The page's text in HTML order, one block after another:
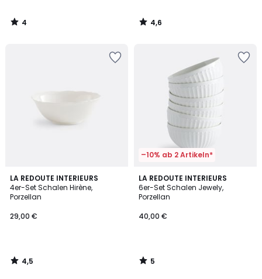
4
/
4,6
/
LA REDOUTE INTERIEURS
4er-Set Schalen Hirène,
Porzellan
29,00 €
4,5
/ 5
4,5
/
–10% ab 2 Artikeln*
LA REDOUTE INTERIEURS
6er-Set Schalen Jewely,
Porzellan
40,00 €
5
/
5
5
/